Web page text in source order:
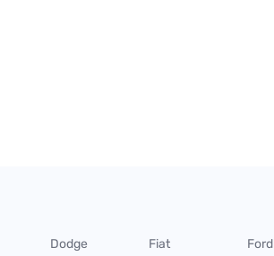
Dodge Fiat Ford